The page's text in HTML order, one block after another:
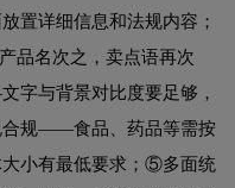
置详细信息和法规内容；
名次之，卖点语再次
与背景对比度要足够，
合规——食品、药品等需按
小有最低要求；⑤多面统